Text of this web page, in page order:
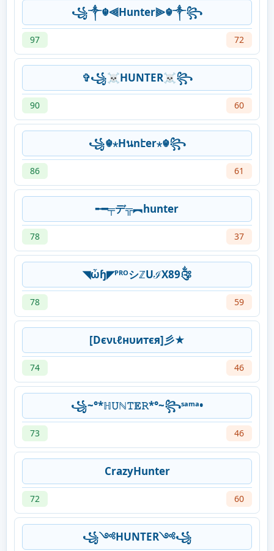
꧁༒☬⫷Hunter⫸☬༒꧂
97 72
✞꧁☠︎HUNTER☠︎꧂
90 60
꧁☬⋆Hนnէer⋆☬꧂
86 61
╾━╤デ╦︻hunter
78 37
◥ὦɧ◤ᴾᴿᴼシℤUℐX89༂
78 59
[Dєνιℓнυитєя]彡★
74 46
꧁~°*ℍ𝚄ℕ𝚃𝔼𝚁*°~꧂ˢᵃᵐᵃ•
73 46
CrazyHunter
72 60
꧁༺HUNTER༺꧁